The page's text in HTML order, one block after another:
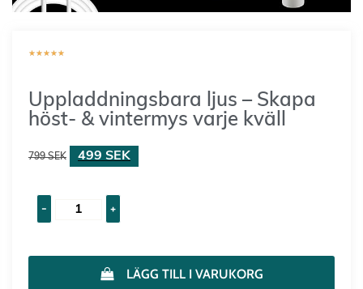
★★★★★
Uppladdningsbara ljus – Skapa
höst- & vintermys varje kväll
799SEK 499 SEK
- +
LÄGG TILL I VARUKORG